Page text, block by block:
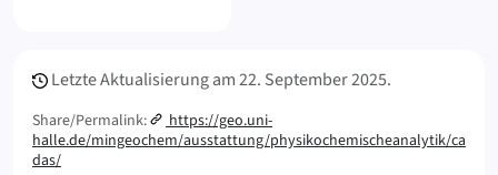
Letzte Aktualisierung am22. September 2025.
Share/Permalink:
https://geo.uni-
halle.de/mingeochem/ausstattung/physikochemischeanalytik/ca
das/